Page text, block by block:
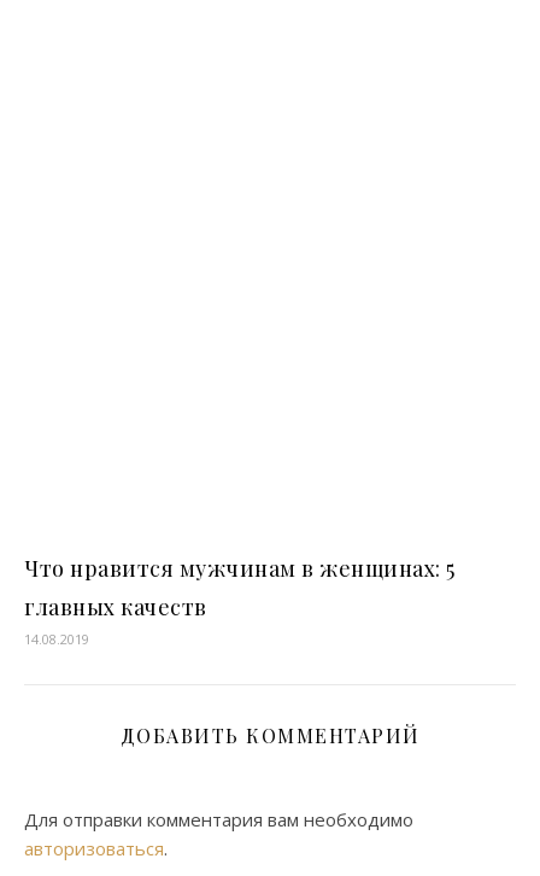
Что нравится мужчинам в женщинах: 5
главных качеств
14.08.2019
ДОБАВИТЬ КОММЕНТАРИЙ
Для отправки комментария вам необходимо
авторизоваться.